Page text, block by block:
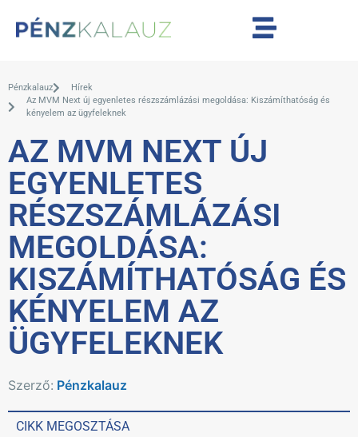
Pénzkalauz
Hírek
Az MVM Next új egyenletes részszámlázási megoldása: Kiszámíthatóság és
kényelem az ügyfeleknek
AZ MVM NEXT ÚJ
EGYENLETES
RÉSZSZÁMLÁZÁSI
MEGOLDÁSA:
KISZÁMÍTHATÓSÁG ÉS
KÉNYELEM AZ
ÜGYFELEKNEK
Szerző: Pénzkalauz
CIKK MEGOSZTÁSA